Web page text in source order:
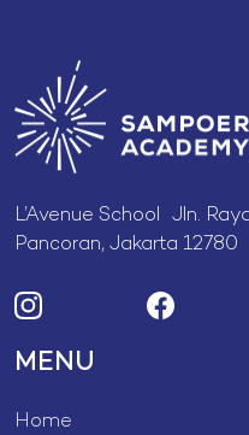
L’Avenue School Jln.
Pancoran, Jakarta 12780
MENU
Home